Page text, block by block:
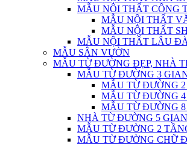
MẪU NỘI THẤT CÔNG
MẪU NỘI THẤT
MẪU NỘI THẤT
MẪU NỘI THẤT LÂU
MẪU SÂN VƯỜN
MẪU TỪ ĐƯỜNG ĐẸP, NHÀ
MẪU TỪ ĐƯỜNG 3
MẪU TỪ ĐƯỜNG
MẪU TỪ ĐƯỜNG
MẪU TỪ ĐƯỜNG
NHÀ TỪ ĐƯỜNG 5 GIAN
MẪU TỪ ĐƯỜNG 2
MẪU TỪ ĐƯỜNG CHỮ